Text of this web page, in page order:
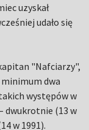
uzyskał
udało się
"Nafciarzy",
dwa
występów w
dwukrotnie (13 w
w 1991).